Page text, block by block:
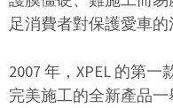
足消費者對保護愛車的
2007 年，XPEL 的第
完美施工的全新產品